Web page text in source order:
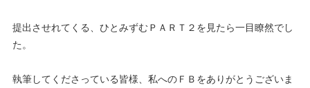
提出させれてくる、ひとみずむＰＡＲＴ２を見たら一目瞭然でし
た。
執筆してくださっている皆様、私へのＦＢをありがとうございま